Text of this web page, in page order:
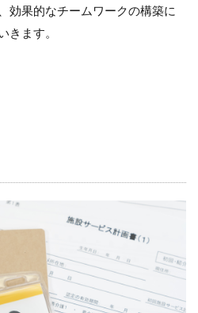
効果的なチームワークの構築に
きます。